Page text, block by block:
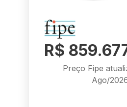
R$
Preço Fipe
Ago/